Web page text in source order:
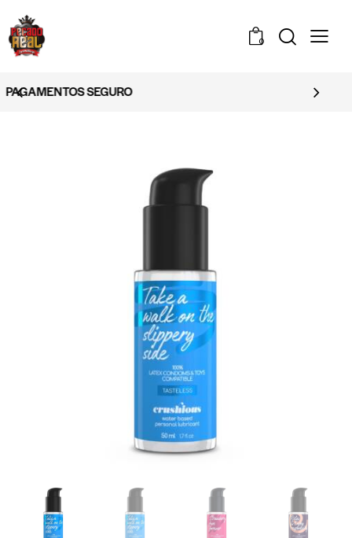
0
EMBALAGEM DISCRETA